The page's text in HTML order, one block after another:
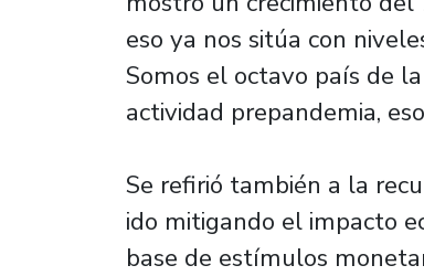
eso ya nos sitúa con
Somos el octavo país de
actividad prepandemia,
Se refirió también a la
ido mitigando el impacto
base de estímulos